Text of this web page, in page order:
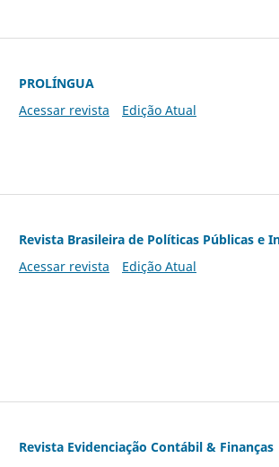
PROLÍNGUA
Acessar revista
Edição Atual
Revista Brasileira de Políticas Públicas e
Acessar revista
Edição Atual
Revista Evidenciação Contábil & Finanças